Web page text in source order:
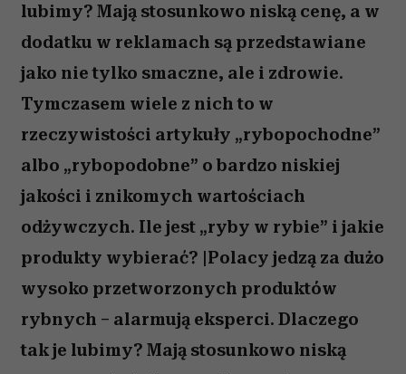
lubimy? Mają stosunkowo niską cenę, a w
dodatku w reklamach są przedstawiane
jako nie tylko smaczne, ale i zdrowie.
Tymczasem wiele z nich to w
rzeczywistości artykuły „rybopochodne”
albo „rybopodobne” o bardzo niskiej
jakości i znikomych wartościach
odżywczych. Ile jest „ryby w rybie” i jakie
produkty wybierać? |Polacy jedzą za dużo
wysoko przetworzonych produktów
rybnych – alarmują eksperci. Dlaczego
tak je lubimy? Mają stosunkowo niską